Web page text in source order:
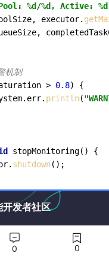
%d/%d, Active:
executor.
机制
> 0.8) {
println(
stopMonitoring()
{
shutdown();
程池参数
setMaximumPoolSize
"Thread
开发者社区
0
0